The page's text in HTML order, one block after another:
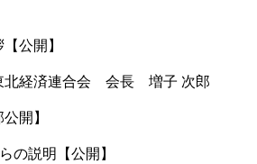
公開】
連合会 会長 増子 次郎
開】
明【公開】